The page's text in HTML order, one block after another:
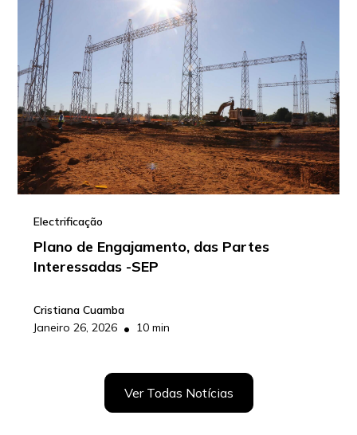
Electrificação
Plano de Engajamento, das Partes
Interessadas -SEP
Cristiana Cuamba
Janeiro 26, 2026 • 10 min
Ver Todas Notícias